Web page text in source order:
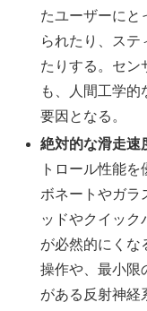
たユーザーにと
られたり、ステ
たりする。セン
も、人間工学的
要因となる。
絶対的な滑走速
トロール性能
ボネートやガラ
ッドやクイック
が必然的にくな
操作や、最小限
がある反射神経